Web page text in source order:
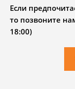
Если
то позвоните
18:00)